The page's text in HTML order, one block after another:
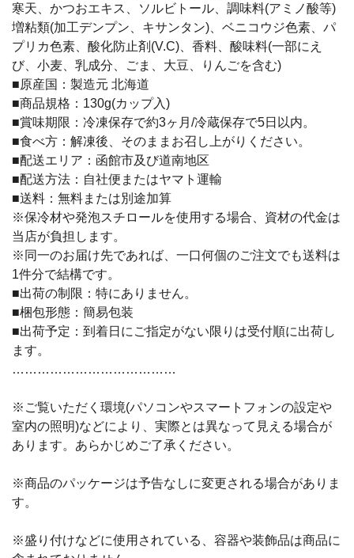
寒天、かつおエキス、ソルビトール、調味料(アミノ酸等)
増粘類(加工デンプン、キサンタン)、ベニコウジ色素、パ
プリカ色素、酸化防止剤(V.C)、香料、酸味料(一部にえ
び、小麦、乳成分、ごま、大豆、りんごを含む)
■原産国：製造元 北海道
■商品規格：130g(カップ入)
■賞味期限：冷凍保存で約3ヶ月/冷蔵保存で5日以内。
■食べ方：解凍後、そのままお召し上がりください。
■配送エリア：函館市及び道南地区
■配送方法：自社便またはヤマト運輸
■送料：無料または別途加算
※保冷材や発泡スチロールを使用する場合、資材の代金は
当店が負担します。
※同一のお届け先であれば、一口何個のご注文でも送料は
1件分で結構です。
■出荷の制限：特にありません。
■梱包形態：簡易包装
■出荷予定：到着日にご指定がない限りは受付順に出荷し
ます。
…………………………………
※ご覧いただく環境(パソコンやスマートフォンの設定や
室内の照明)などにより、実際とは異なって見える場合が
あります。あらかじめご了承ください。
※商品のパッケージは予告なしに変更される場合がありま
す。
※盛り付けなどに使用されている、容器や装飾品は商品に